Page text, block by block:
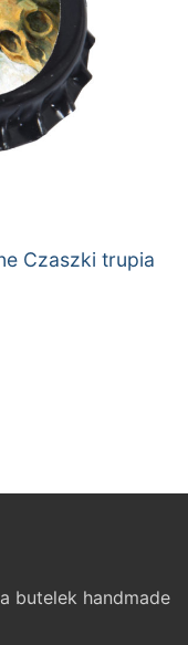
Czaszki trupia
butelek handmade